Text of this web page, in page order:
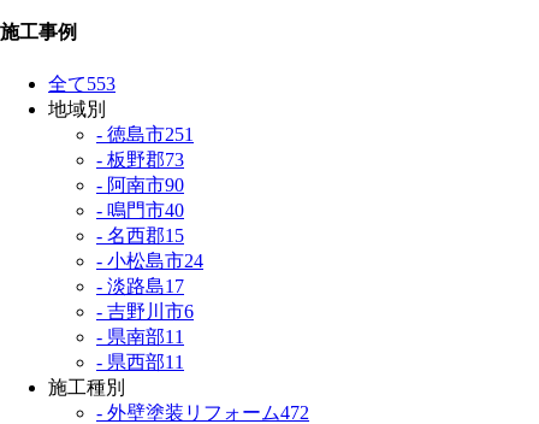
施工事例
全て553
地域別
- 徳島市251
- 板野郡73
- 阿南市90
- 鳴門市40
- 名西郡15
- 小松島市24
- 淡路島17
- 吉野川市6
- 県南部11
- 県西部11
施工種別
- 外壁塗装リフォーム472